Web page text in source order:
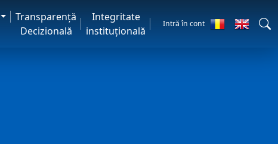
Transparență
Decizională
Integritate
instituțională
Intră în cont